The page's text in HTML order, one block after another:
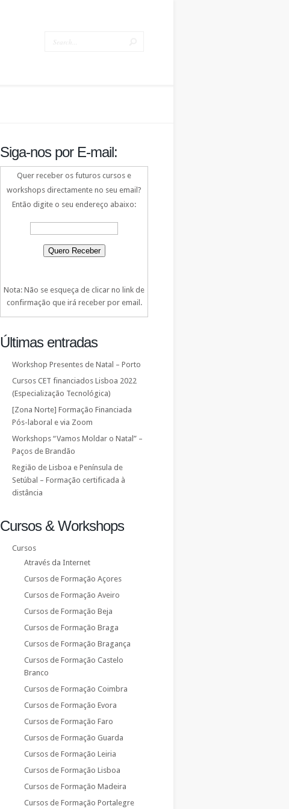
Siga-nos por E-mail:
Quer receber os futuros cursos e
workshops directamente no seu email?
Então digite o seu endereço abaixo:
Nota: Não se esqueça de clicar no link de
confirmação que irá receber por email.
Últimas entradas
Workshop Presentes de Natal – Porto
Cursos CET financiados Lisboa 2022
(Especialização Tecnológica)
[Zona Norte] Formação Financiada
Pós-laboral e via Zoom
Workshops “Vamos Moldar o Natal” –
Paços de Brandão
Região de Lisboa e Península de
Setúbal – Formação certificada à
distância
Cursos & Workshops
Cursos
Através da Internet
Cursos de Formação Açores
Cursos de Formação Aveiro
Cursos de Formação Beja
Cursos de Formação Braga
Cursos de Formação Bragança
Cursos de Formação Castelo
Branco
Cursos de Formação Coimbra
Cursos de Formação Evora
Cursos de Formação Faro
Cursos de Formação Guarda
Cursos de Formação Leiria
Cursos de Formação Lisboa
Cursos de Formação Madeira
Cursos de Formação Portalegre